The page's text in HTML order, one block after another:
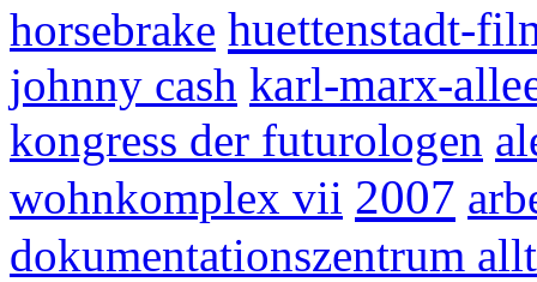
horsebrake huettenstadt-
johnny cash karl-marx-
kongress der futurologen
wohnkomplex vii 2007
dokumentationszentrum